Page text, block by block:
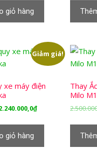
2.240.000,0₫.
giỏ hàng
Giảm giá!
xe máy điện
₫Giá
giỏ hàng
Thay
Milo